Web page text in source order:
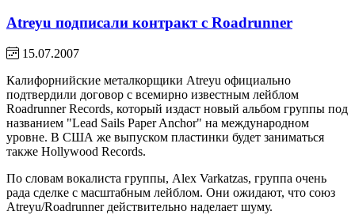
Atreyu подписали контракт с Roadrunner
15.07.2007
Калифорнийские металкорщики Atreyu официально
подтвердили договор с всемирно известным лейблом
Roadrunner Records, который издаст новый альбом группы под
названием "Lead Sails Paper Anchor" на международном
уровне. В США же выпуском пластинки будет заниматься
также Hollywood Records.
По словам вокалиста группы, Alex Varkatzas, группа очень
рада сделке с масштабным лейблом. Они ожидают, что союз
Atreyu/Roadrunner действительно наделает шуму.